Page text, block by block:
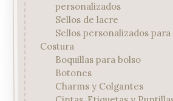
personalizados
Sellos de lacre
Sellos personalizados para
Costura
Boquillas para bolso
Botones
Charms y Colgantes